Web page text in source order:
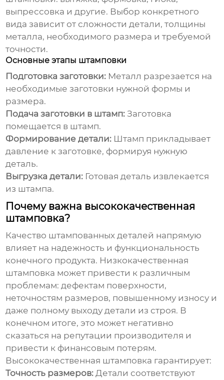
выпрессовка и другие. Выбор конкретного
вида зависит от сложности детали, толщины
металла, необходимого размера и требуемой
точности.
Основные этапы штамповки
Подготовка заготовки: Металл разрезается на
необходимые заготовки нужной формы и
размера.
Подача заготовки в штамп: Заготовка
помещается в штамп.
Формирование детали: Штамп прикладывает
давление к заготовке, формируя нужную
деталь.
Выгрузка детали: Готовая деталь извлекается
из штампа.
Почему важна высококачественная
штамповка?
Качество штампованных деталей напрямую
влияет на надежность и функциональность
конечного продукта. Низкокачественная
штамповка может привести к различным
проблемам: дефектам поверхности,
неточностям размеров, повышенному износу и
даже полному выходу детали из строя. В
конечном итоге, это может негативно
сказаться на репутации производителя и
привести к финансовым потерям.
Высококачественная штамповка гарантирует:
Точность размеров: Детали соответствуют